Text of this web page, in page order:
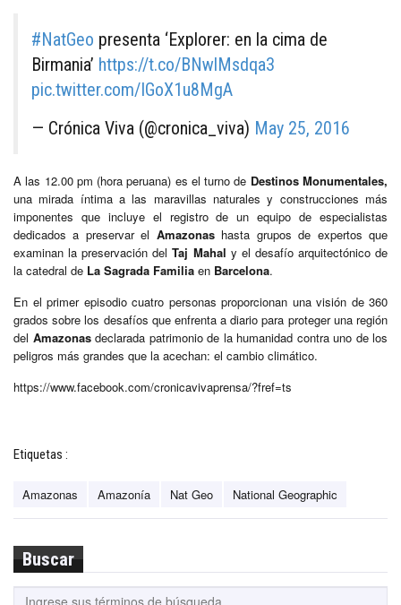
#NatGeo presenta ‘Explorer: en la cima de
Birmania’ https://t.co/BNwlMsdqa3
pic.twitter.com/IGoX1u8MgA
— Crónica Viva (@cronica_viva) May 25, 2016
A las 12.00 pm (hora peruana) es el turno de Destinos Monumentales,
una mirada íntima a las maravillas naturales y construcciones más
imponentes que incluye el registro de un equipo de especialistas
dedicados a preservar el Amazonashasta grupos de expertos que
examinan la preservación delTaj Mahal y el desafío arquitectónico de
la catedral de La Sagrada Familia en Barcelona.
En el primer episodio cuatro personas proporcionan una visión de 360
grados sobre los desafíos que enfrenta a diario para proteger una región
del Amazonasdeclarada patrimonio de la humanidad contra uno de los
peligros más grandes que la acechan: el cambio climático.
https://www.facebook.com/cronicavivaprensa/?fref=ts
Etiquetas :
Amazonas Amazonía Nat Geo National Geographic
Buscar